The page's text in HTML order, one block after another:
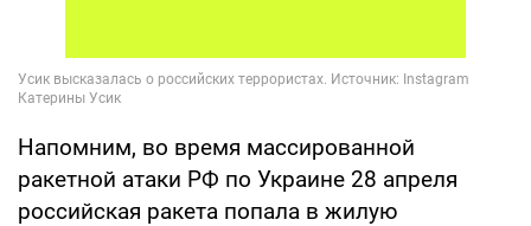
Напомним, во время массированной
ракетной атаки РФ по Украине 28 апреля
российская ракета попала в жилую